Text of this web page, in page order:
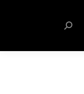
Search: